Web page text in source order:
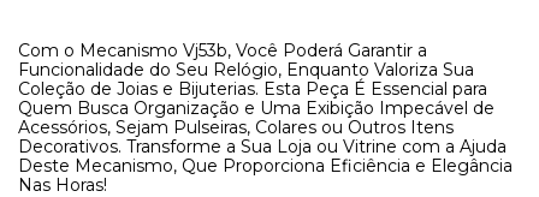
Com o Mecanismo Vj53b, Você Poderá Garantir a
Funcionalidade do Seu Relógio, Enquanto Valoriza Sua
Coleção de Joias e Bijuterias. Esta Peça É Essencial para
Quem Busca Organização e Uma Exibição Impecável de
Acessórios, Sejam Pulseiras, Colares ou Outros Itens
Decorativos. Transforme a Sua Loja ou Vitrine com a Ajuda
Deste Mecanismo, Que Proporciona Eficiência e Elegância
Nas Horas!